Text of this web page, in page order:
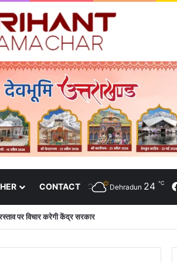
CONTACT Dehradun 24 ℃
की प्रगति की हुई समीक्षा